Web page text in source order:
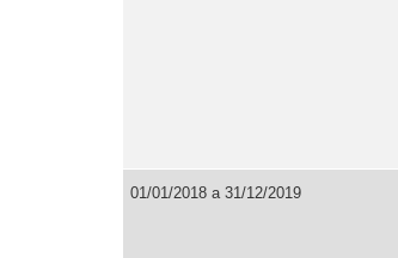
01/01/2018 a 31/12/2019